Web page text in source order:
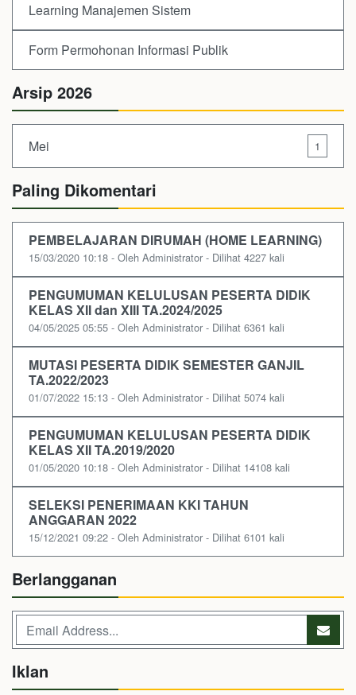
Learning Manajemen Sistem
Form Permohonan Informasi Publik
Arsip 2026
Mei 1
Paling Dikomentari
PEMBELAJARAN DIRUMAH (HOME LEARNING)
15/03/2020 10:18 - Oleh Administrator - Dilihat 4227 kali
PENGUMUMAN KELULUSAN PESERTA DIDIK
KELAS XII dan XIII TA.2024/2025
04/05/2025 05:55 - Oleh Administrator - Dilihat 6361 kali
MUTASI PESERTA DIDIK SEMESTER GANJIL
TA.2022/2023
01/07/2022 15:13 - Oleh Administrator - Dilihat 5074 kali
PENGUMUMAN KELULUSAN PESERTA DIDIK
KELAS XII TA.2019/2020
01/05/2020 10:18 - Oleh Administrator - Dilihat 14108 kali
SELEKSI PENERIMAAN KKI TAHUN
ANGGARAN 2022
15/12/2021 09:22 - Oleh Administrator - Dilihat 6101 kali
Berlangganan
Iklan